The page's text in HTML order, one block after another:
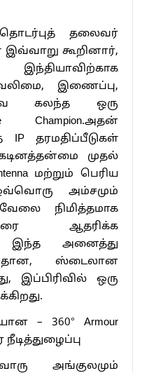
தொடர்புத் தலைவர்
கூறினார்,
இணைப்பு,
கலந்த ஒரு
IP தரமதிப்பீடுகள்
முதல்
மற்றும் பெரிய
அம்சமும்
நிமித்தமாக
ஆதரிக்க
இந்த அனைத்து
ஸ்டைலான
இப்பிரிவில் ஒரு
– 360° Armour
அங்குலமும்